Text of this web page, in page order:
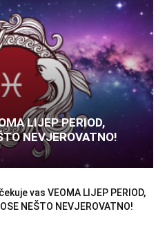
LIJEP PERIOD,
NEVJEROVATNO!
vas VEOMA LIJEP PERIOD,
NEŠTO NEVJEROVATNO!